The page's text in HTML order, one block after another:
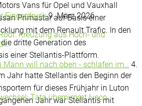
Vans für Opel und Vauxhall
Primastar auf Basis einer
mit dem Renault Trafic. In den
dritte Generation des
einer Stellantis-Plattform.
Jahr hatte Stellantis den Beginn der
für dieses Frühjahr in Luton
Jahr war Stellantis mit
Fingerdruck9. März 2026
Mann will nach oben - schlafen im… 4.